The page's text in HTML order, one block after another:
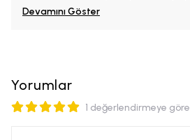
Devamını Göster
Yorumlar
1 değerlendirmeye göre